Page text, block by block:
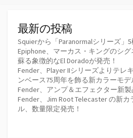
最新の投稿
Squierから「Paranormalシリーズ」
Epiphone、マーカス・キングのシ
蘇る象徴的なEl Doradoが発売！
Fender、Player IIシリーズよりテレ
ンベース75周年を飾る新カラーモデ
Fender、アンプ＆エフェクター新製
Fender、Jim Root Telecaster の新
ル、数量限定発売！